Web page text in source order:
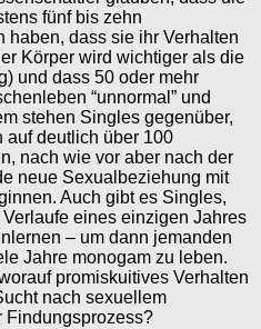
fünf bis zehn
haben, dass sie ihr Verhalten
Körper wird wichtiger als die
und dass 50 oder mehr
“unnormal” und
stehen Singles gegenüber,
auf deutlich über 100
nach wie vor aber nach der
neue Sexualbeziehung mit
Auch gibt es Singles,
eines einzigen Jahres
– um dann jemanden
Jahre monogam zu leben.
promiskuitives Verhalten
nach sexuellem
Findungsprozess?